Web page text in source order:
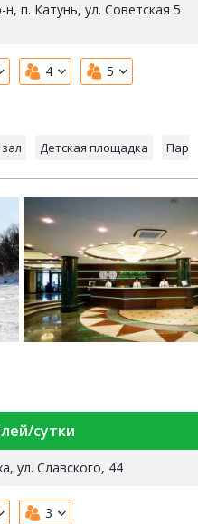
п. Катунь, ул. Советская 5
4 5
Детская площадка
сутки
ул. Славского, 44
3